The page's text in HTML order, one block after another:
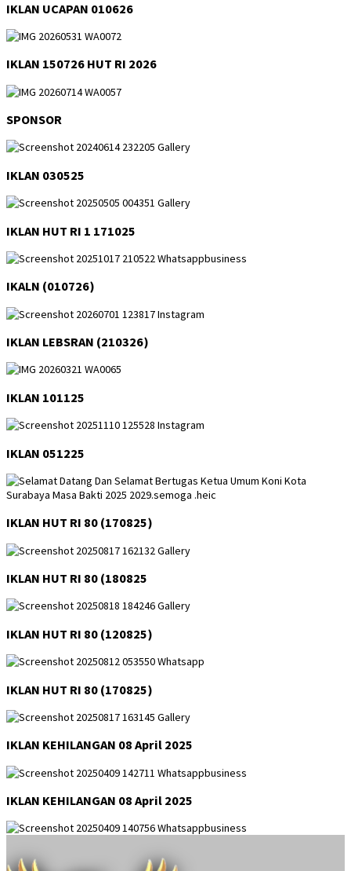
IKLAN UCAPAN 010626
IKLAN 150726 HUT RI 2026
SPONSOR
IKLAN 030525
IKLAN HUT RI 1 171025
IKALN (010726)
IKLAN LEBSRAN (210326)
IKLAN 101125
IKLAN 051225
IKLAN HUT RI 80 (170825)
IKLAN HUT RI 80 (180825
IKLAN HUT RI 80 (120825)
IKLAN HUT RI 80 (170825)
IKLAN KEHILANGAN 08 April 2025
IKLAN KEHILANGAN 08 April 2025